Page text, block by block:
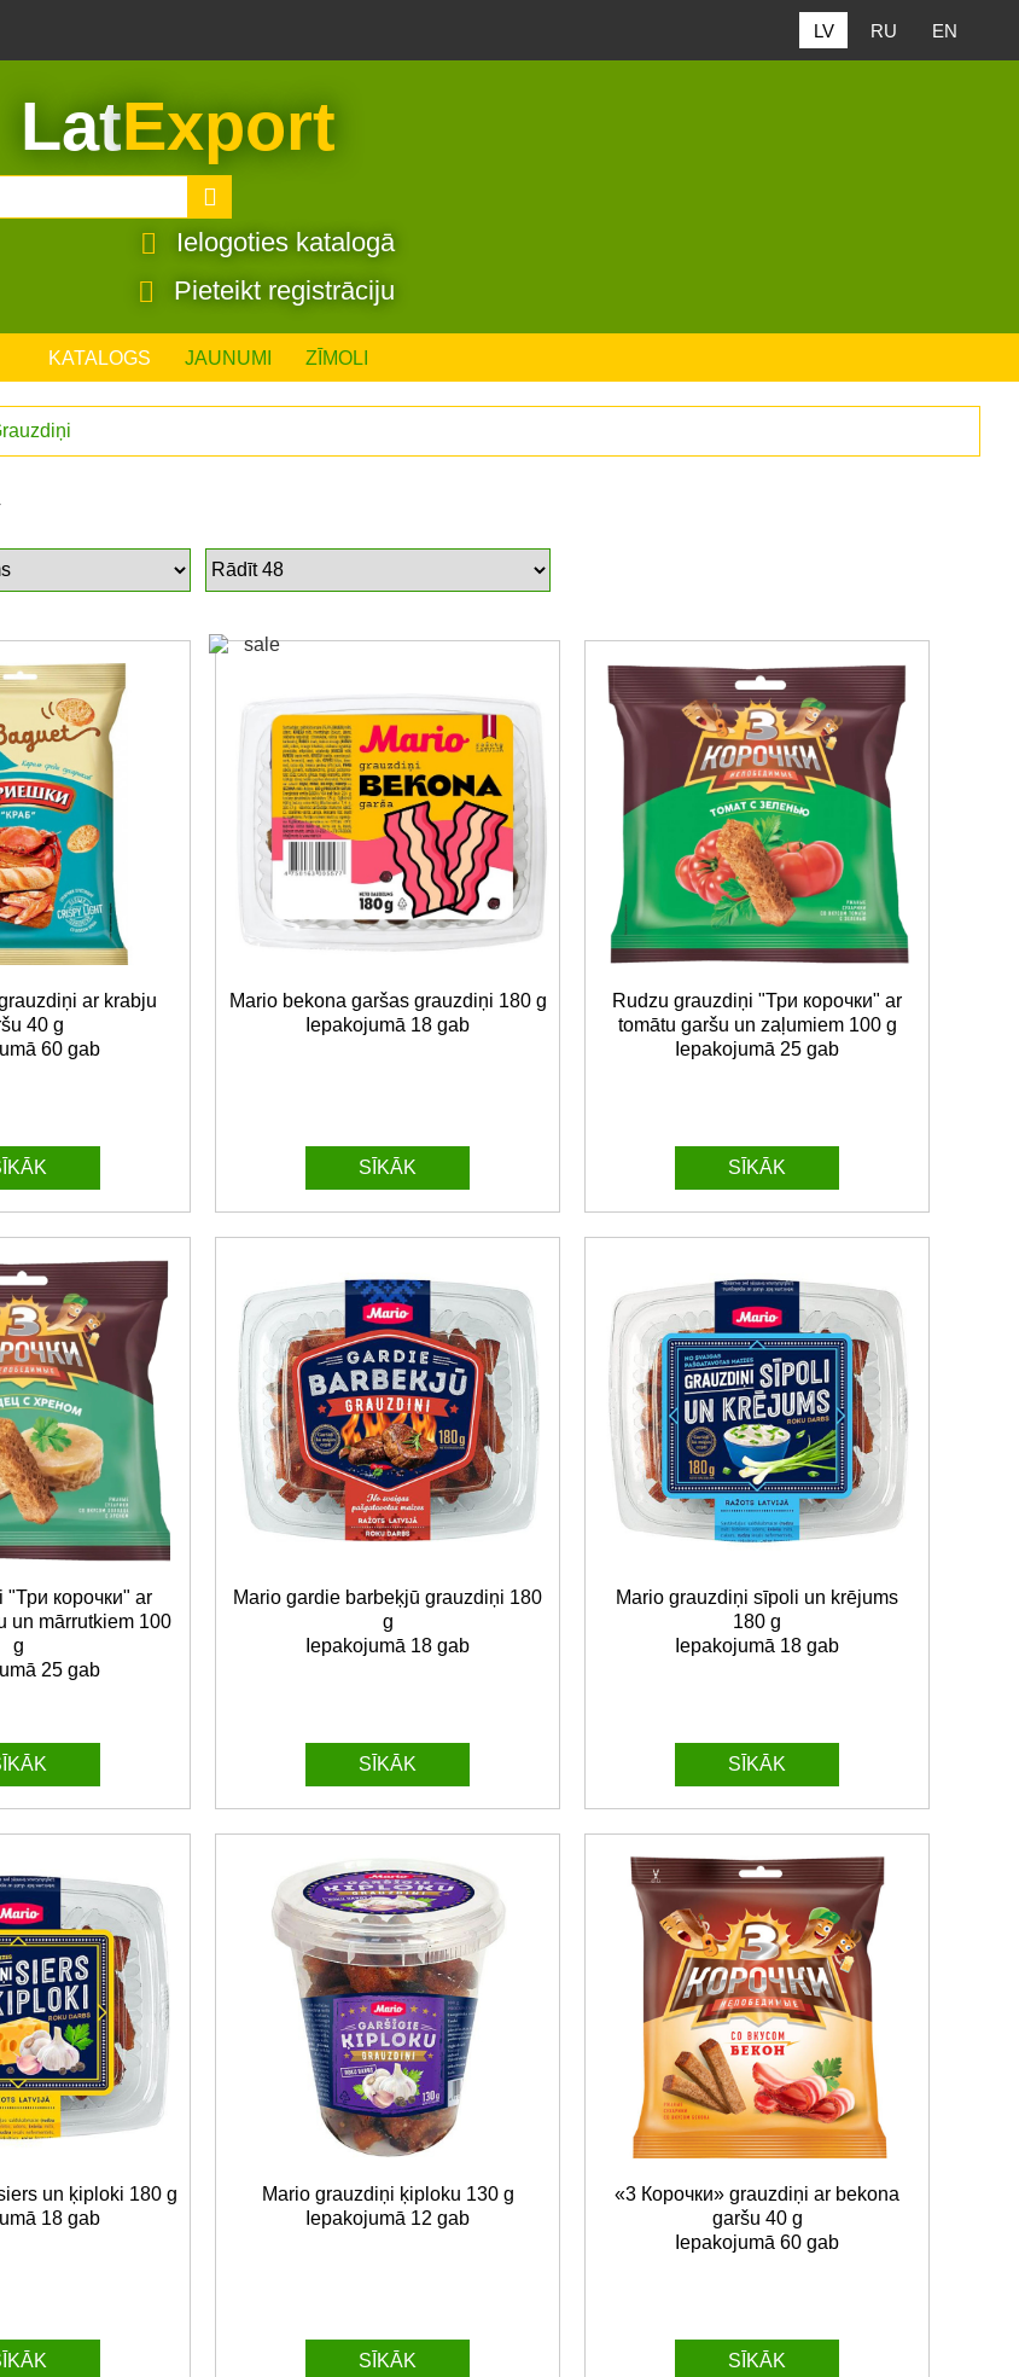
LV RU EN
LatExport
Ielogoties katalogā
Pieteikt registrāciju
KATALOGS JAUNUMI ZĪMOLI
ar krabju
40 g
60 gab
Mario bekona garšas grauzdiņi 180 g
Iepakojumā 18 gab
SĪKĀK
Rudzu grauzdiņi "Три корочки" ar
tomātu garšu un zaļumiem 100 g
Iepakojumā 25 gab
SĪKĀK
"Три корочки" ar
un mārrutkiem 100
g
25 gab
Mario gardie barbeķjū grauzdiņi 180
g
Iepakojumā 18 gab
SĪKĀK
Mario grauzdiņi sīpoli un krējums
180 g
Iepakojumā 18 gab
SĪKĀK
un ķiploki 180 g
18 gab
Mario grauzdiņi ķiploku 130 g
Iepakojumā 12 gab
SĪKĀK
«3 Корочки» grauzdiņi ar bekona
garšu 40 g
Iepakojumā 60 gab
SĪKĀK